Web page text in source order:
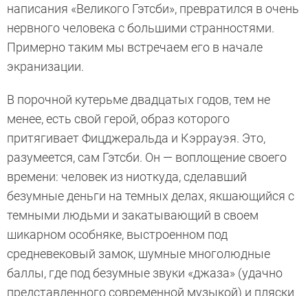
написания «Великого Гэтсби», превратился в очень
нервного человека с большими странностями.
Примерно таким мы встречаем его в начале
экранизации.
В порочной кутерьме двадцатых годов, тем не
менее, есть свой герой, образ которого
притягивает Фицджеральда и Кэррауэя. Это,
разумеется, сам Гэтсби. Он — воплощение своего
времени: человек из ниоткуда, сделавший
безумные деньги на темных делах, якшающийся с
темными людьми и закатывающий в своем
шикарном особняке, выстроенном под
средневековый замок, шумные многолюдные
баллы, где под безумные звуки «джаза» (удачно
представленного современной музыкой) и пляски